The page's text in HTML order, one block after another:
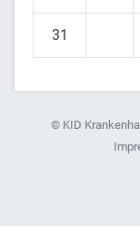
31
© KID